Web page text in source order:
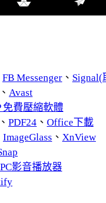
FB Messenger、 Signal(
Avast
免費壓縮軟體
PDF24、 Office下載
ImageGlass 、 XnView
影音播放器